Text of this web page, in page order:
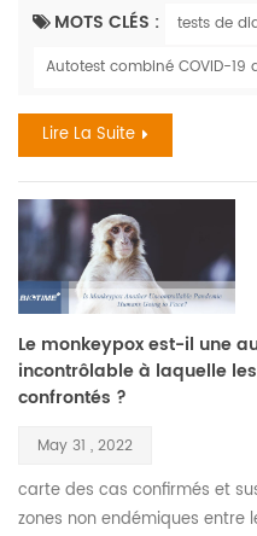
accepté , a supprimé
membres de la société -
pendant les saisons a
MOTS CLÉS : tests de
Autotest combiné COVID-19
Lire La Suite
Le monkeypox est-il une
incontrôlable à laquelle
confrontés ?
May 31 , 2022
carte des cas confirmés et
zones non endémiques entre